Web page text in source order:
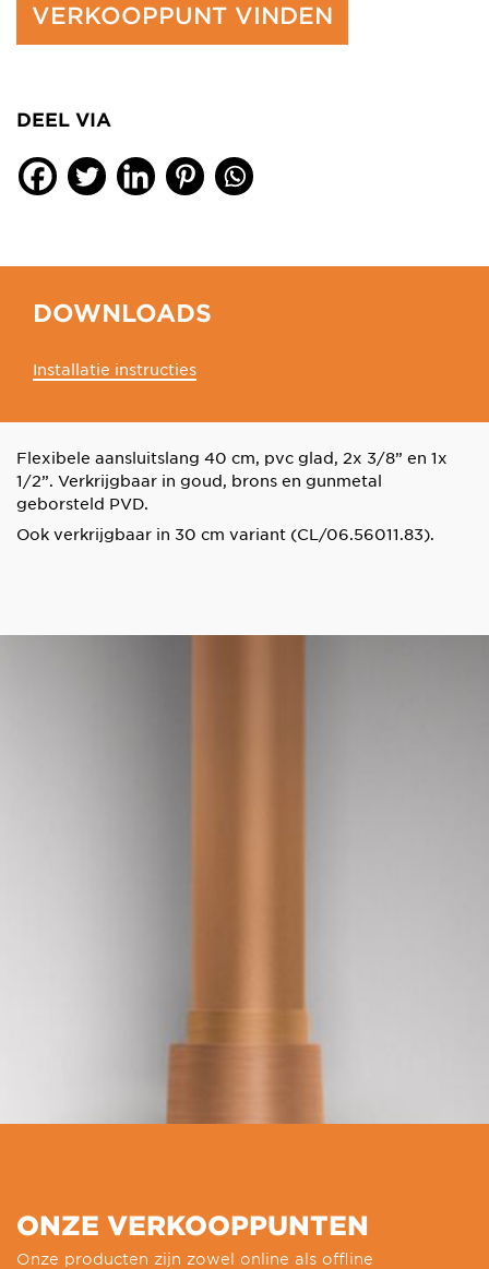
VERKOOPPUNT VINDEN
DEEL VIA
DOWNLOADS
Installatie instructies
Flexibele aansluitslang 40 cm, pvc glad, 2x 3/8” en 1x
1/2”. Verkrijgbaar in goud, brons en gunmetal
geborsteld PVD.
Ook verkrijgbaar in 30 cm variant (CL/06.56011.83).
ONZE VERKOOPPUNTEN
Onze producten zijn zowel online als offline